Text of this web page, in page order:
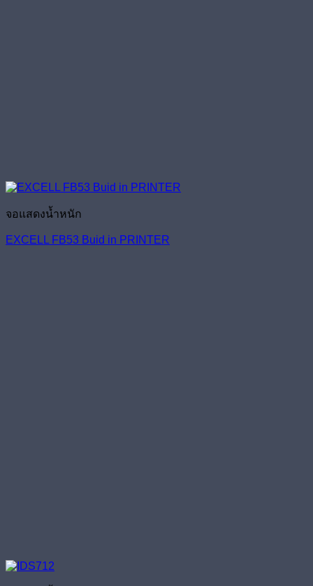
จอแสดงน้ำหนัก
EXCELL FB53 Buid in PRINTER